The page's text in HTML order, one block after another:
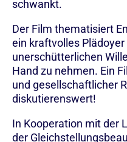
schwankt.
Der Film thematisiert
ein kraftvolles
unerschütterlichen
Hand zu nehmen. Ein
und gesellschaftlicher
diskutierenswert!
In Kooperation mit der
der